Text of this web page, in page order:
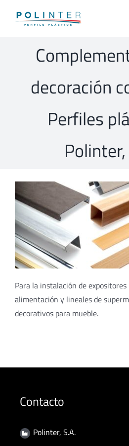
decoración
Perfiles
Polinter,
Para la instalación de
alimentación y lineales de
decorativos para mueble.
Contacto
Polinter, S.A.